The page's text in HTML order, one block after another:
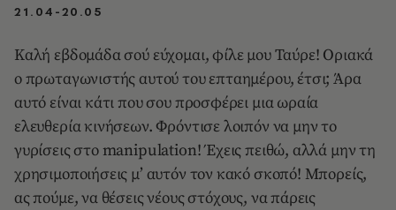
21.04-20.05
Καλή εβδομάδα σού εύχομαι, φίλε μου Ταύρε! Οριακά
ο πρωταγωνιστής αυτού του επταημέρου, έτσι; Άρα
αυτό είναι κάτι που σου προσφέρει μια ωραία
ελευθερία κινήσεων. Φρόντισε λοιπόν να μην το
γυρίσεις στο manipulation! Έχεις πειθώ, αλλά μην τη
χρησιμοποιήσεις μ’ αυτόν τον κακό σκοπό! Μπορείς,
ας πούμε, να θέσεις νέους στόχους, να πάρεις